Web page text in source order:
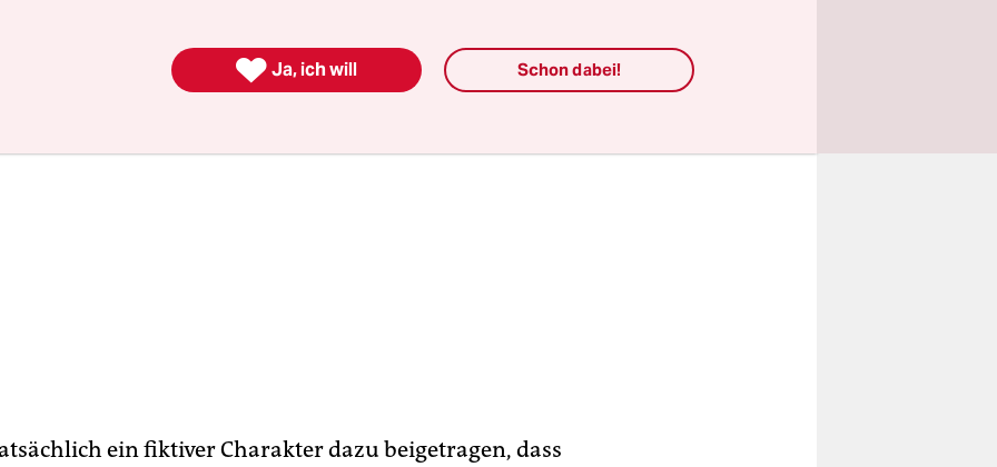
ein fiktiver Charakter dazu beigetragen, dass
 Ja, ich will Schon dabei!